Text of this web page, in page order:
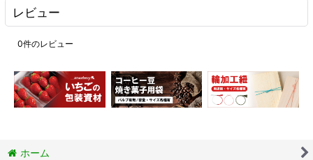
レビュー
0件のレビュー
ホーム